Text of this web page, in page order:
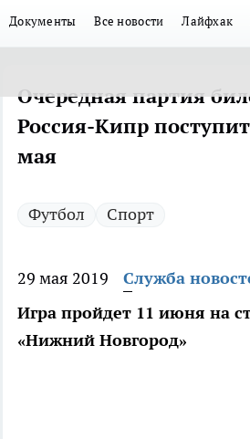
Документы Все новости Лайфхак
Очередная партия
Россия-Кипр
мая
Футбол Спорт
29 мая 2019
Служба
Игра пройдет 11 июня на
«Нижний Новгород»